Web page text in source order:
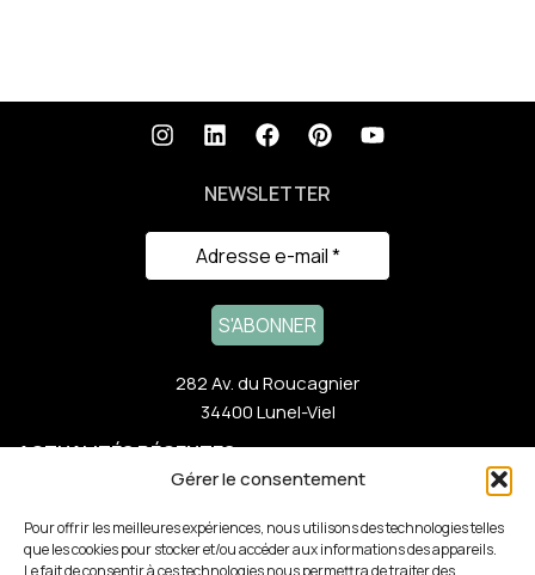
Gérer le consentement
Pour offrir les meilleures expériences, nous utilisons des technologies telles
que les cookies pour stocker et/ou accéder aux informations des appareils.
Le fait de consentir à ces technologies nous permettra de traiter des
NEWSLETTER
282 Av. du Roucagnier
34400 Lunel-Viel
ACTUALITÉS RÉCENTES
NOTRE GAMME